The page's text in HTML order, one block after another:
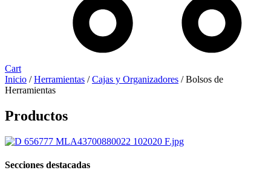
Cart
Inicio /Herramientas /Cajas y Organizadores / Bolsos de
Herramientas
Productos
Secciones destacadas